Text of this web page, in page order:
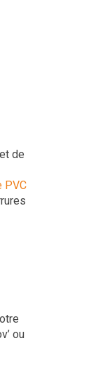
de
PVC
ou